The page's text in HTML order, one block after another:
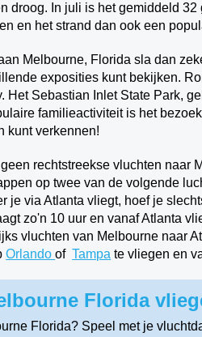
droog. In juli is het gemiddeld
en het strand dan ook een
Melbourne, Florida sla dan
exposities kunt bekijken.
Het Sebastian Inlet State Park,
familieactiviteit is het
kunt verkennen!
rechtstreekse vluchten naar
op twee van de volgende
je via Atlanta vliegt, hoef je
zo'n 10 uur en vanaf Atlanta
vluchten van Melbourne naar
OrlandoofTampa te vliegen en
Florida
Florida? Speel met je